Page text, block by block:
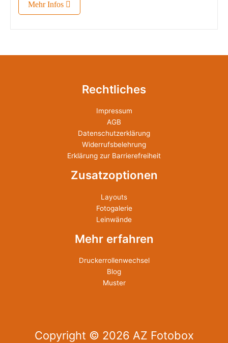
Mehr Infos
Rechtliches
Impressum
AGB
Datenschutzerklärung
Widerrufsbelehrung
Erklärung zur Barrierefreiheit
Zusatzoptionen
Layouts
Fotogalerie
Leinwände
Mehr erfahren
Druckerrollenwechsel
Blog
Muster
Copyright © 2026 AZ Fotobox